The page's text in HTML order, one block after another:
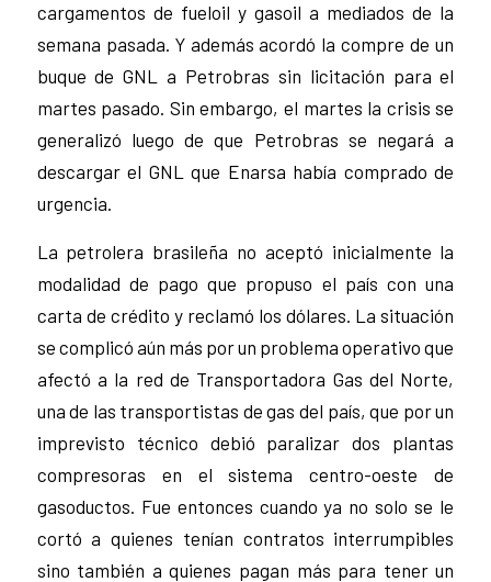
cargamentos de fueloil y gasoil a mediados de la
semana pasada. Y además acordó la compre de un
buque de GNL a Petrobras sin licitación para el
martes pasado. Sin embargo, el martes la crisis se
generalizó luego de que Petrobras se negará a
descargar el GNL que Enarsa había comprado de
urgencia.
La petrolera brasileña no aceptó inicialmente la
modalidad de pago que propuso el país con una
carta de crédito y reclamó los dólares. La situación
se complicó aún más por un problema operativo que
afectó a la red de Transportadora Gas del Norte,
una de las transportistas de gas del país, que por un
imprevisto técnico debió paralizar dos plantas
compresoras en el sistema centro-oeste de
gasoductos. Fue entonces cuando ya no solo se le
cortó a quienes tenían contratos interrumpibles
sino también a quienes pagan más para tener un